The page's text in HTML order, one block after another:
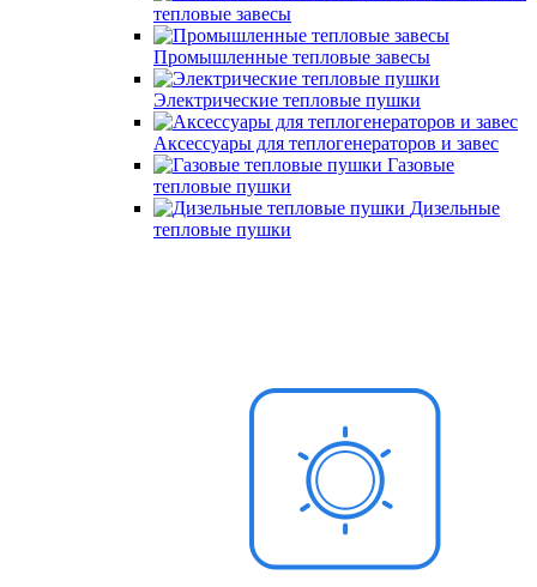
тепловые завесы
Промышленные тепловые завесы
Электрические тепловые пушки
Аксессуары для теплогенераторов и завес
Газовые
тепловые пушки
Дизельные
тепловые пушки